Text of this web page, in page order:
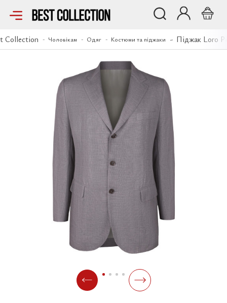
Collection Чоловікам Одяг Костюми та піджаки Піджак Loro
Піджак Loro Piana